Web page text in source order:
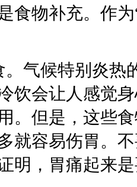
食物补充。作
候特别炎热
饮会让人感觉
。但是，这些
就容易伤胃。
明，胃痛起来